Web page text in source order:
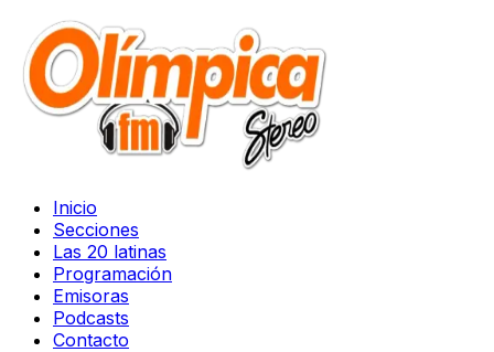
Inicio
Secciones
Las 20 latinas
Programación
Emisoras
Podcasts
Contacto